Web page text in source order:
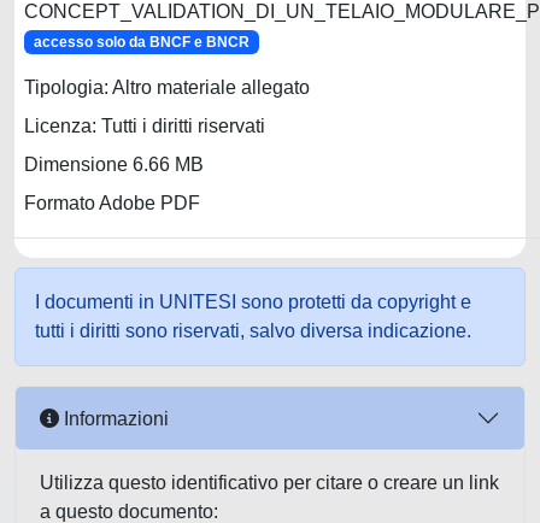
accesso solo da BNCF e BNCR
Tipologia: Altro materiale allegato
Licenza: Tutti i diritti riservati
Dimensione 6.66 MB
Formato Adobe PDF
I documenti in UNITESI sono protetti da copyright e
tutti i diritti sono riservati, salvo diversa indicazione.
Informazioni
Utilizza questo identificativo per citare o creare un link
a questo documento: